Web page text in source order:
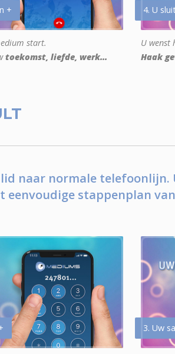
+
start.
toekomst, liefde, werk...
4. U
U wenst
Haak
naar normale
stappenplan
3. Uw